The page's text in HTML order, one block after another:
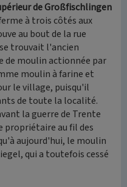
de Großfischlingen
à trois côtés aux
au bout de la rue
trouvait l'ancien
de moulin actionnée par
moulin à farine et
le village, puisqu'il
de toute la localité.
la guerre de Trente
propriétaire au fil des
aujourd'hui, le moulin
qui a toutefois cessé